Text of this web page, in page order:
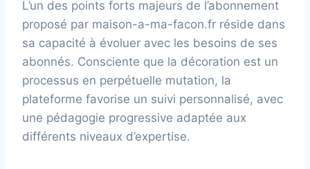
L’un des points forts majeurs de l’abonnement
proposé par maison-a-ma-facon.fr réside dans
sa capacité à évoluer avec les besoins de ses
abonnés. Consciente que la décoration est un
processus en perpétuelle mutation, la
plateforme favorise un suivi personnalisé, avec
une pédagogie progressive adaptée aux
différents niveaux d’expertise.